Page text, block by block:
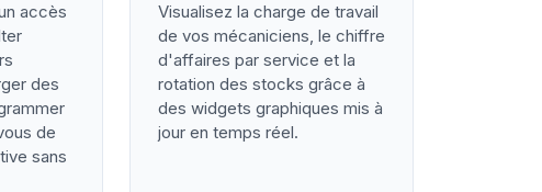
accès
des
de
sans
Visualisez la charge de travail
de vos mécaniciens, le chiffre
d'affaires par service et la
rotation des stocks grâce à
des widgets graphiques mis à
jour en temps réel.